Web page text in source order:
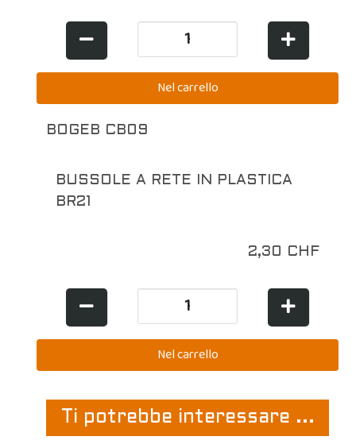
BOGEB CB09
BUSSOLE A RETE IN PLASTICA
BR21
2,30 CHF
Ti potrebbe interessare ...